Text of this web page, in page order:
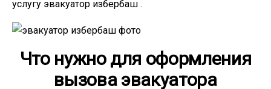
услугу эвакуатор избербаш .
Что нужно для оформления
вызова эвакуатора